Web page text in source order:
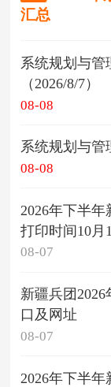
汇总
系统规划与管
（2026/8/7）
08-08
系统规划与管
08-08
2026年下半
打印时间10月
08-07
新疆兵团
口及网址
08-07
2026年下半